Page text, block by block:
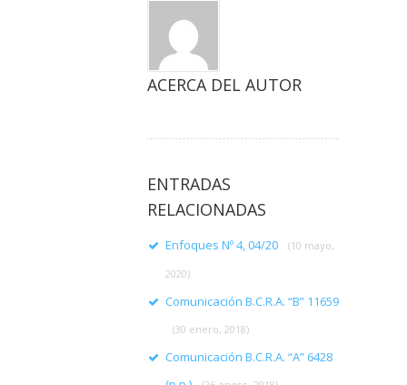
ACERCA DEL AUTOR
ENTRADAS
RELACIONADAS
Enfoques Nº 4, 04/20 (10 mayo,
2020)
Comunicación B.C.R.A. “B” 11659
(30 enero, 2018)
Comunicación B.C.R.A. “A” 6428